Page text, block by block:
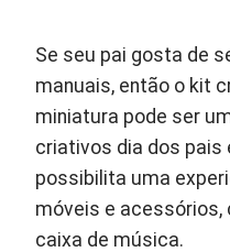
Se seu pai gosta de
manuais, então o kit
miniatura pode ser
criativos dia dos pais
possibilita uma
móveis e acessórios,
caixa de música.